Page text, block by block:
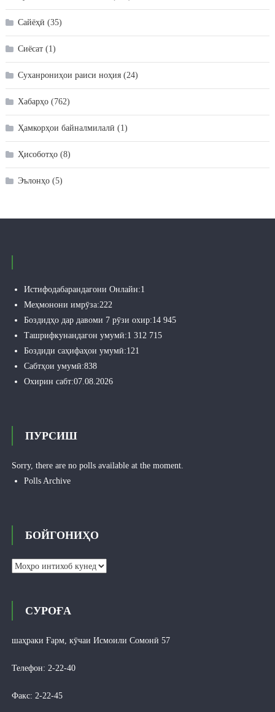
Сайёҳӣ (35)
Сиёсат(1)
Суханрониҳои раиси ноҳия(24)
Хабарҳо(762)
Ҳамкорҳои байналмилалӣ (1)
Ҳисоботҳо(8)
Эълонҳо(5)
Истифодабарандагони Онлайн:1
Меҳмонони имрӯза:222
Боздидҳо дар давоми 7 рӯзи охир:14 945
Ташрифкунандагон умумӣ:1 312 715
Боздиди саҳифаҳои умумӣ:121
Сабтҳои умумӣ:838
Охирин сабт:07.08.2026
ПУРСИШ
Sorry, there are no polls available at the moment.
Polls Archive
БОЙГОНИҲО
Бойгониҳо
СУРОҒА
шаҳраки Ғарм, кӯчаи Исмоили Сомонӣ 57
Телефон: 2-22-40
Факс: 2-22-45